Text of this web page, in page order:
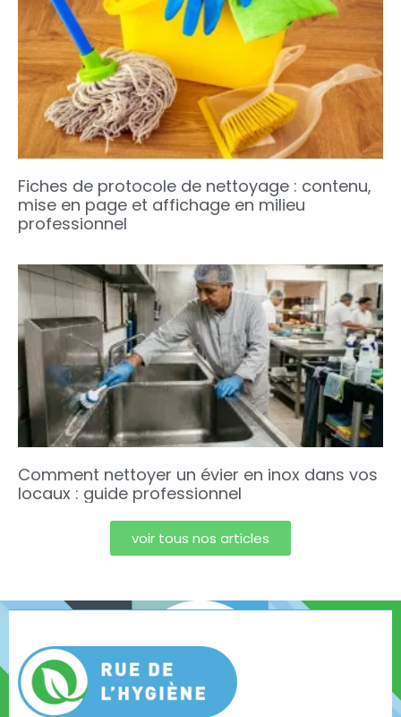
Fiches de protocole de nettoyage : contenu,
mise en page et affichage en milieu
professionnel
Comment nettoyer un évier en inox dans vos
locaux : guide professionnel
voir tous nos articles